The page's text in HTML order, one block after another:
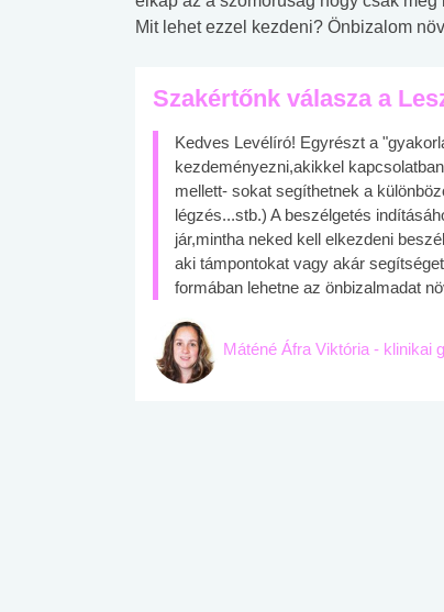
Mit lehet ezzel kezdeni? Önbizalom
Szakértőnk válasza a
Kedves Levélíró! Egyrészt a
kezdeményezni,akikkel
mellett- sokat segíthetnek a
légzés...stb.) A beszélgetés
jár,mintha neked kell elkezdeni
aki támpontokat vagy akár
formában lehetne az önbizalmadat
Máténé Áfra Viktória - klinikai